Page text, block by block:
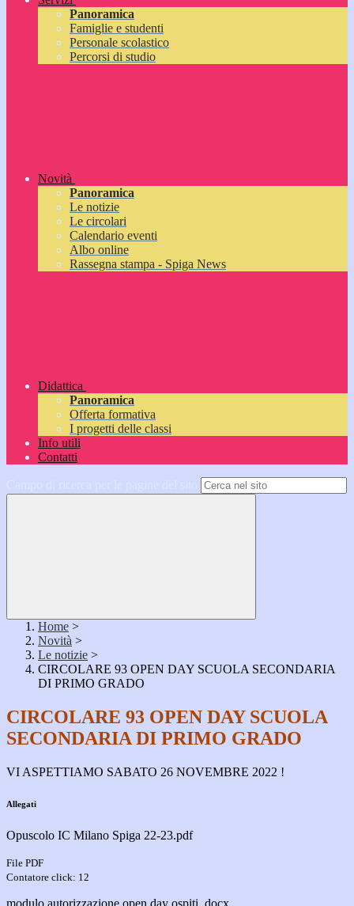
Panoramica
Famiglie e studenti
Personale scolastico
Percorsi di studio
Novità
Panoramica
Le notizie
Le circolari
Calendario eventi
Albo online
Rassegna stampa - Spiga News
Didattica
Panoramica
Offerta formativa
I progetti delle classi
Info utili
Contatti
Home >
Novità >
Le notizie >
CIRCOLARE 93 OPEN DAY SCUOLA SECONDARIA
DI PRIMO GRADO
CIRCOLARE 93 OPEN DAY SCUOLA
SECONDARIA DI PRIMO GRADO
VI ASPETTIAMO SABATO 26 NOVEMBRE 2022 !
Allegati
Opuscolo IC Milano Spiga 22-23.pdf
File PDF
Contatore click: 12
modulo autorizzazione open day ospiti .docx